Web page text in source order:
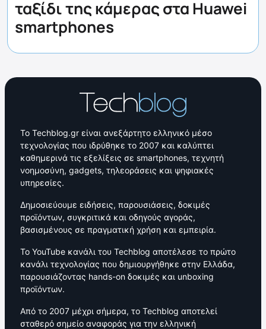
ταξίδι της κάμερας στα Huawei
smartphones
Το Techblog.gr είναι ανεξάρτητο ελληνικό μέσο
τεχνολογίας που ιδρύθηκε το 2007 και καλύπτει
καθημερινά τις εξελίξεις σε smartphones, τεχνητή
νοημοσύνη, gadgets, τηλεοράσεις και ψηφιακές
υπηρεσίες.
Δημοσιεύουμε ειδήσεις, παρουσιάσεις, δοκιμές
προϊόντων, συγκριτικά και οδηγούς αγοράς,
βασισμένους σε πραγματική χρήση και εμπειρία.
Το YouTube κανάλι του Techblog αποτέλεσε το πρώτο
κανάλι τεχνολογίας που δημιουργήθηκε στην Ελλάδα,
παρουσιάζοντας hands-on δοκιμές και unboxing
προϊόντων.
Από το 2007 μέχρι σήμερα, το Techblog αποτελεί
σταθερό σημείο αναφοράς για την ελληνική